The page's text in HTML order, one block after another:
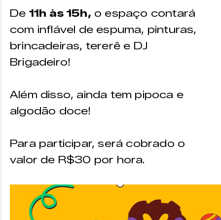
De 11h às 15h, o espaço contará
com inflável de espuma, pinturas,
brincadeiras, tererê e DJ
Brigadeiro!
Além disso, ainda tem pipoca e
algodão doce!
Para participar, será cobrado o
valor de R$30 por hora.